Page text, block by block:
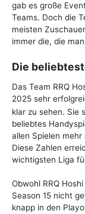
gab es große
Teams. Doch die
meisten
immer die, die
Die
Das Team RRQ
2025 sehr
klar zu sehen. Sie
beliebtes
allen Spielen
Diese Zahlen
wichtigsten Liga
Obwohl RRQ
Season 15 nicht
knapp in den